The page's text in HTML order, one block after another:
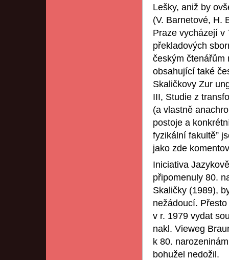
Lešky, aniž by
(V. Barnetové, H.
Praze vycházejí v
překladových
českým čtenářům
obsahující také
Skaličkovy Zur
III, Studie z
(a vlastně
postoje a
fyzikální fakultě”
jako zde
Iniciativa
připomenuly 80.
Skaličky (1989),
nežádoucí.
v r. 1979 vydat
nakl. Vieweg
k 80.
bohužel nedožil.